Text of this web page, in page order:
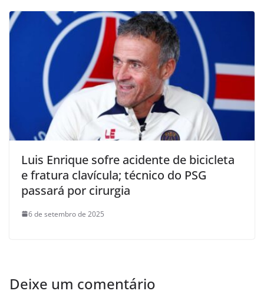
Luis Enrique sofre acidente de bicicleta
e fratura clavícula; técnico do PSG
passará por cirurgia
6 de setembro de 2025
Deixe um comentário